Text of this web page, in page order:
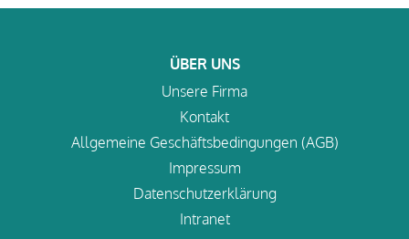
ÜBER UNS
Unsere Firma
Kontakt
Allgemeine Geschäftsbedingungen (AGB)
Impressum
Datenschutzerklärung
Intranet